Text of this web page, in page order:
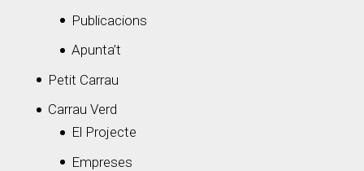
Publicacions
Apunta’t
Petit Carrau
Carrau Verd
El Projecte
Empreses